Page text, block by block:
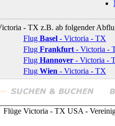
- TX z.B. ab folgender
Flug Basel - Victoria - TX
Flug Frankfurt - Victoria -
Flug Hannover - Victoria -
Flug Wien - Victoria - TX